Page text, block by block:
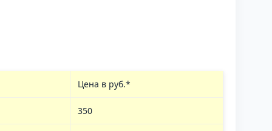
Цена в руб.*
350